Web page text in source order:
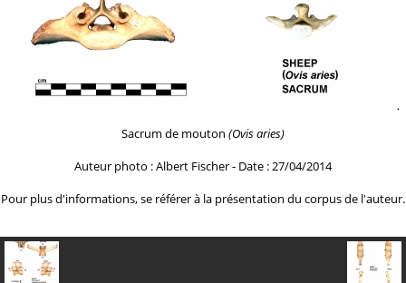
Sacrum de mouton (Ovis aries)
Auteur photo : Albert Fischer - Date : 27/04/2014
Pour plus d'informations, se référer à la présentation du corpus de l'auteur.